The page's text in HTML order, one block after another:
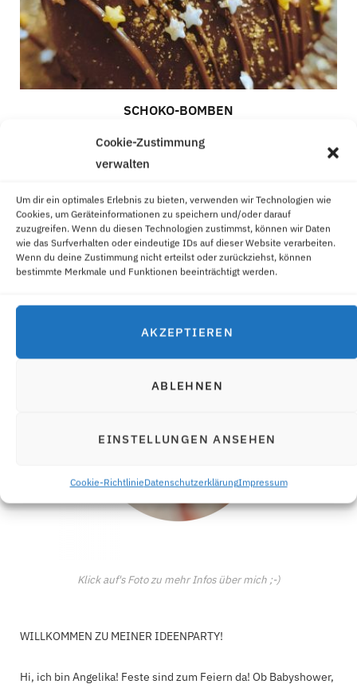
Cookie-Zustimmung
verwalten
Um dir ein optimales Erlebnis zu bieten, verwenden wir Technologien wie
Cookies, um Geräteinformationen zu speichern und/oder darauf
zuzugreifen. Wenn du diesen Technologien zustimmst, können wir Daten
wie das Surfverhalten oder eindeutige IDs auf dieser Website verarbeiten.
Wenn du deine Zustimmung nicht erteilst oder zurückziehst, können
bestimmte Merkmale und Funktionen beeinträchtigt werden.
AKZEPTIEREN
ABLEHNEN
EINSTELLUNGEN ANSEHEN
Cookie-RichtlinieDatenschutzerklärungImpressum
SCHOKO-BOMBEN
ÜBER MICH
Klick auf's Foto zu mehr Infos über mich ;-)
WILLKOMMEN ZU MEINER IDEENPARTY!
Hi, ich bin Angelika! Feste sind zum Feiern da! Ob Babyshower,